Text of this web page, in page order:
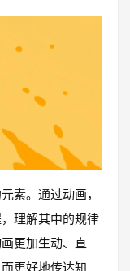
素。通过动画，
理解其中的规律
更加生动、直
更好地传达知